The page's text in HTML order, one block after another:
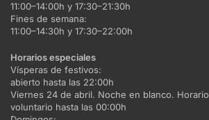
11:00–14:00h y 17:30–21:30h
Fines de semana:
11:00–14:30h y 17:30–22:00h
Horarios especiales
Vísperas de festivos:
abierto hasta las 22:00h
Viernes 24 de abril. Noche en blanco. Horario
voluntario hasta las 00:00h